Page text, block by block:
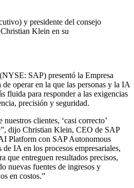
y presidente del consejo
Klein en su
SAP) presentó la Empresa
operar en la que las personas y la IA
fluida para responder a las exigencias
precisión y seguridad.
clientes, ‘casi correcto’
dijo Christian Klein, CEO de SAP
Platform con SAP Autonomous
de IA en los procesos empresariales,
que entreguen resultados precisos,
nuevas fuentes de ingresos y
en costos.”